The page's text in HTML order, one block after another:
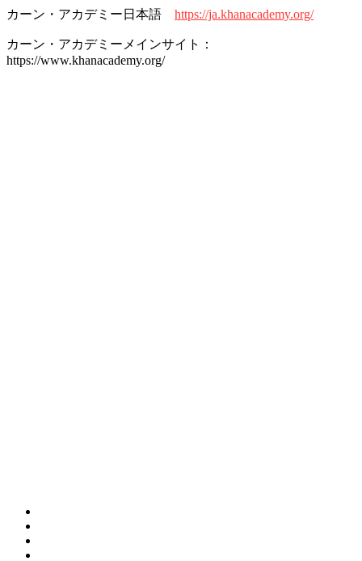
カーン・アカデミー日本語 https://ja.khanacademy.org/
カーン・アカデミーメインサイト：
https://www.khanacademy.org/